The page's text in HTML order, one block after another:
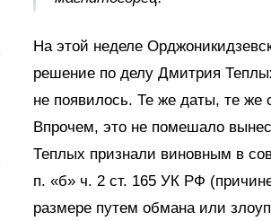
На этой неделе
решение по делу Дмитрия
не появилось. Те же даты, те же
Впрочем, это не помешало
Теплых признали виновным в
п. «б» ч. 2 ст. 165 УК РФ
размере путем обмана или